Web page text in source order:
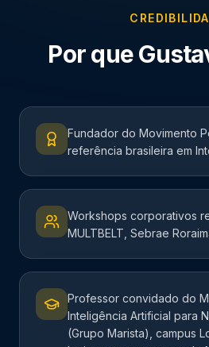
Por que
Fundador do Movimento
referência brasileira em
Workshops corporativos
MULTBELT, Sebrae
Professor convidado do
Inteligência Artificial para
(Grupo Marista), campus